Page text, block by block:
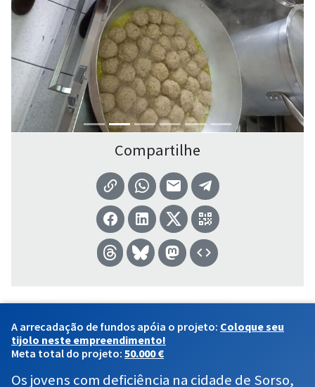
Compartilhe
A arrecadação de fundos apóia o projeto: Coloque seu
tijolo neste empreendimento!
Meta total do projeto: 50.000 €
Os jovens com deficiência na cidade de Sorso,